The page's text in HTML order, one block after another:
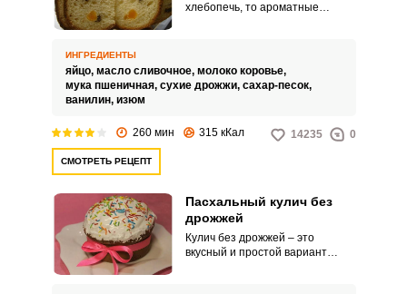
хлебопечь, то ароматные
смотреться выигрышней за
вашим столом.
ИНГРЕДИЕНТЫ
яйцо, масло сливочное, молоко коровье,
мука пшеничная, сухие дрожжи, сахар-песок,
ванилин, изюм
260 мин 315 кКал 14235 0
СМОТРЕТЬ РЕЦЕПТ
Пасхальный кулич без
дрожжей
Кулич без дрожжей – это
вкусный и простой вариант